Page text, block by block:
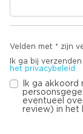
Velden met * zijn
Ik ga bij
het privacybeleid
Ik ga
eventueel
review) in het